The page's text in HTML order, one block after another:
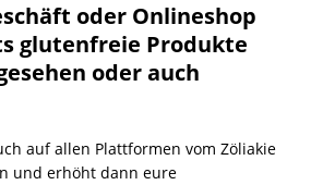
oder Onlineshop
glutenfreie Produkte
oder auch
auf allen Plattformen vom Zöliakie
und erhöht dann eure